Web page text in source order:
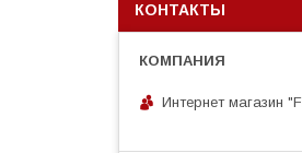
КОНТАКТЫ
Интернет магазин